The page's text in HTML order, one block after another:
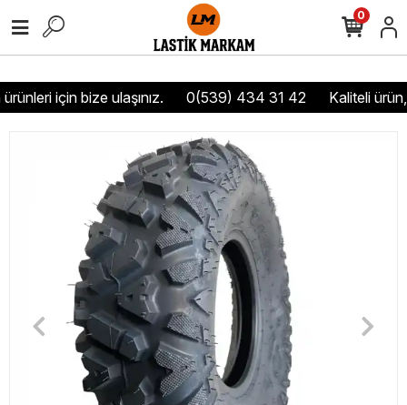
için bize ulaşınız. 0(539) 434 31 42 Kaliteli
0